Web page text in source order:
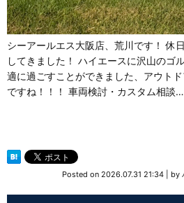
シーアールエス大阪店、荒川です！ 休
してきました！ ハイエースに沢山のゴ
適に過ごすことができました、アウト
ですね！！！ 車両検討・カスタム相談…
Posted on 2026.07.31 21:34 by